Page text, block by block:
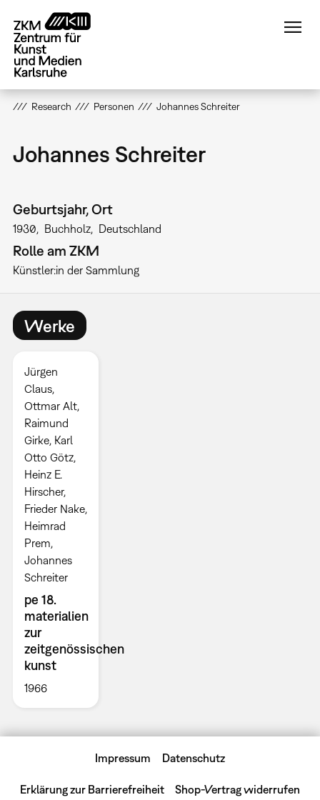
zum
Inhalt
Research Personen Johannes Schreiter
Johannes Schreiter
Geburtsjahr, Ort
1930 Buchholz Deutschland
Rolle am ZKM
Künstler:in der Sammlung
Werke
Jürgen
Claus,
Ottmar Alt,
Raimund
Girke, Karl
Otto Götz,
Heinz E.
Hirscher,
Frieder Nake,
Heimrad
Prem,
Johannes
Schreiter
pe 18.
materialien
zur
zeitgenössischen
kunst
1966
Impressum Datenschutz
Erklärung zur Barrierefreiheit Shop-Vertrag widerrufen